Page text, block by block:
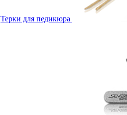
Терки для педикюра